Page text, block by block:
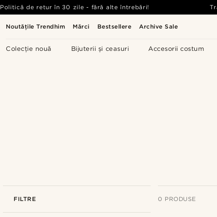
Noutățile Trendhim Mărci Bestsellere Archive Sale
Colecție nouă Bijuterii și ceasuri Accesorii costum
Politică de retur în 30 zile - fără alte întrebări!
FILTRE 0 PRODUSE